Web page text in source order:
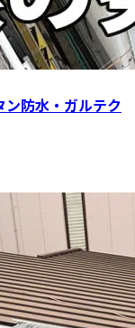
防水・ガルテク